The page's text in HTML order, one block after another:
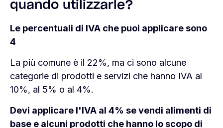
quando utilizzarle?
Le percentuali di IVA che puoi applicare sono
4
La più comune è il 22%, ma ci sono alcune
categorie di prodotti e servizi che hanno IVA al
10%, al 5% o al 4%.
Devi applicare l'IVA al 4% se vendi alimenti di
base e alcuni prodotti che hanno lo scopo di